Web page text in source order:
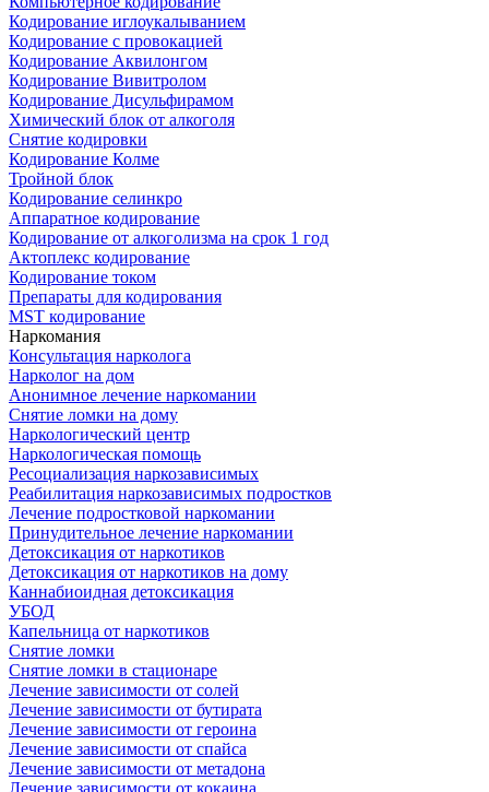
Кодирование иглоукалыванием
Кодирование с провокацией
Кодирование Аквилонгом
Кодирование Вивитролом
Кодирование Дисульфирамом
Химический блок от алкоголя
Снятие кодировки
Кодирование Колме
Тройной блок
Кодирование селинкро
Аппаратное кодирование
Кодирование от алкоголизма на срок 1 год
Актоплекс кодирование
Кодирование током
Препараты для кодирования
MST кодирование
Наркомания
Консультация нарколога
Нарколог на дом
Анонимное лечение наркомании
Снятие ломки на дому
Наркологический центр
Наркологическая помощь
Ресоциализация наркозависимых
Реабилитация наркозависимых подростков
Лечение подростковой наркомании
Принудительное лечение наркомании
Детоксикация от наркотиков
Детоксикация от наркотиков на дому
Каннабиоидная детоксикация
УБОД
Капельница от наркотиков
Снятие ломки
Снятие ломки в стационаре
Лечение зависимости от солей
Лечение зависимости от бутирата
Лечение зависимости от героина
Лечение зависимости от спайса
Лечение зависимости от метадона